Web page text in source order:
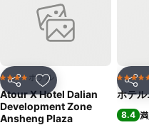
シェア お気に入りに追加
4 ホテルのランク
ホテル
Atour X Hotel Dalian
Development Zone
Ansheng Plaza
シェア
5 ホテ
ホテ
8.4